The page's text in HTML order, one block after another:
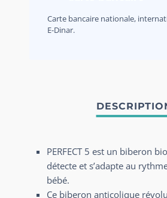
Carte bancaire nationale,
E-Dinar.
PERFECT 5 est un biberon
détecte et s’adapte au
bébé.
Ce biberon anticolique